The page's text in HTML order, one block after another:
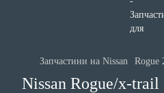
Запчастини на Nissan Rogue
Nissan Rogue/x-trail